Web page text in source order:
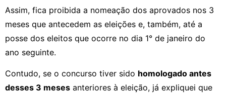
Assim, fica proibida a nomeação dos aprovados nos 3
meses que antecedem as eleições e, também, até a
posse dos eleitos que ocorre no dia 1° de janeiro do
ano seguinte.
Contudo, se o concurso tiver sido homologado antes
desses 3 meses anteriores à eleição, já expliquei que